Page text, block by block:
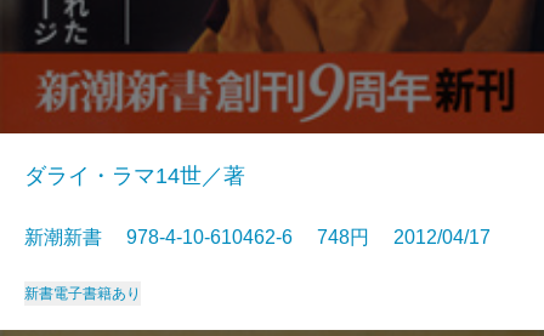
ダライ・ラマ14世／著
新潮新書 978-4-10-610462-6 748円 2012/04/17
新書電子書籍あり